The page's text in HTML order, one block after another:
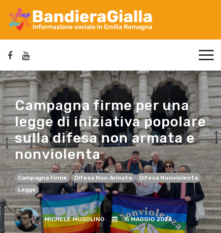
Campagna firme per una
legge di iniziativa popolare
sulla difesa non armata e
nonviolenta
Campagna Firme Difesa Non Armata
Difesa Nonviolenta
Legge
MICHELE MUSOLINO 15 MAGGIO 2026